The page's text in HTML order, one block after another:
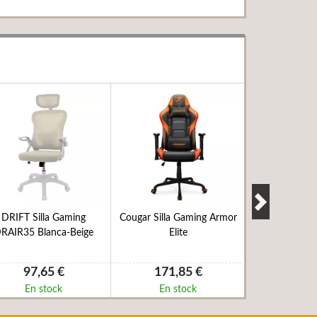
DRIFT Silla Gaming
Blanca-Beige
97,65 €
En stock
Cougar Silla Gaming Armor
Elite
171,85 €
En stock
Cougar Mesa